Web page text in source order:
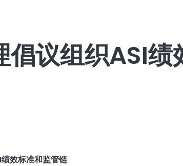
议组织ASI绩
绩效标准和监管链